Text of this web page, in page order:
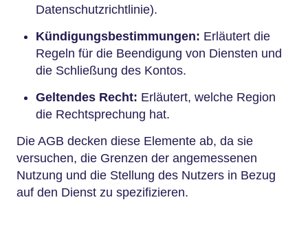
Datenschutzrichtlinie).
Kündigungsbestimmungen: Erläutert die
Regeln für die Beendigung von Diensten und
die Schließung des Kontos.
Geltendes Recht: Erläutert, welche Region
die Rechtsprechung hat.
Die AGB decken diese Elemente ab, da sie
versuchen, die Grenzen der angemessenen
Nutzung und die Stellung des Nutzers in Bezug
auf den Dienst zu spezifizieren.